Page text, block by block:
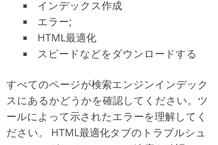
インデックス作成
エラー;
HTML最適化
スピードなどをダウンロードする
すべてのページが検索エンジンインデック
スにあるかどうかを確認してください。ツ
ールによって示されたエラーを理解してく
ださい。 HTML最適化タブのトラブルシュ